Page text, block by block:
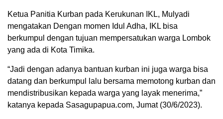
Ketua Panitia Kurban pada Kerukunan IKL, Mulyadi
mengatakan Dengan momen Idul Adha, IKL bisa
berkumpul dengan tujuan mempersatukan warga Lombok
yang ada di Kota Timika.
“Jadi dengan adanya bantuan kurban ini juga warga bisa
datang dan berkumpul lalu bersama memotong kurban dan
mendistribusikan kepada warga yang layak menerima,”
katanya kepada Sasagupapua.com, Jumat (30/6/2023).